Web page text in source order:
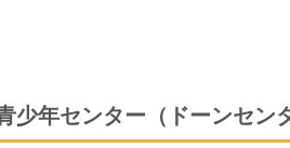
少年センター （ドーンセン